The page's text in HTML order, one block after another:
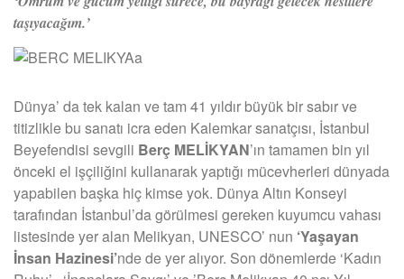
taşıyacağım.’
Dünya’ da tek kalan ve tam 41 yıldır büyük bir sabır ve
titizlikle bu sanatı icra eden Kalemkar sanatçısı, İstanbul
Beyefendisi sevgili Berç MELİKYAN’ın tamamen bin yıl
önceki el işçiliğini kullanarak yaptığı mücevherleri dünyada
yapabilen başka hiç kimse yok. Dünya Altın Konseyi
tarafından İstanbul’da görülmesi gereken kuyumcu vahası
listesinde yer alan Melikyan, UNESCO’ nun ‘Yaşayan
İnsan Hazinesi’nde de yer alıyor. Son dönemlerde ‘Kadın